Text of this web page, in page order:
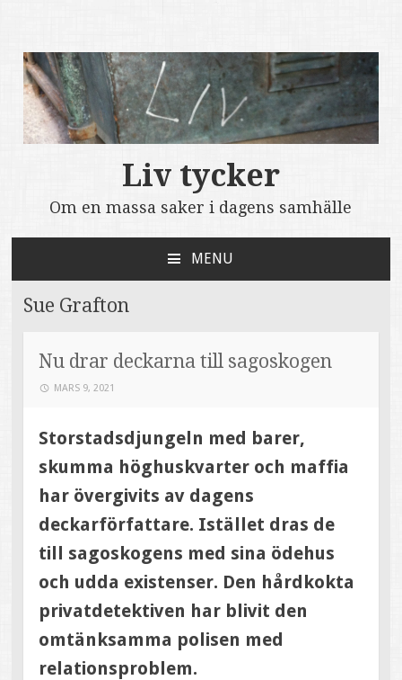
Liv tycker
Om en massa saker i dagens samhälle
MENU
CONTENT
Sue Grafton
Nu drar deckarna till sagoskogen
MARS 9, 2021
Storstadsdjungeln med barer,
skumma höghuskvarter och maffia
har övergivits av dagens
deckarförfattare. Istället dras de
till sagoskogens med sina ödehus
och udda existenser. Den hårdkokta
privatdetektiven har blivit den
omtänksamma polisen med
relationsproblem.